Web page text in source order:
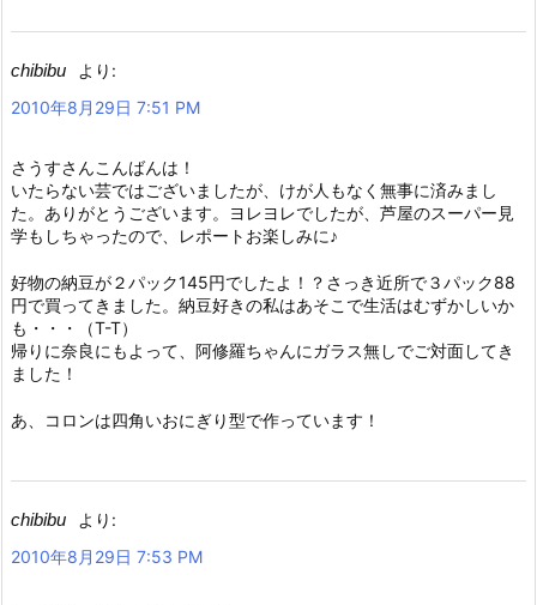
chibibu
より:
2010年8月29日 7:51 PM
さうすさんこんばんは！
いたらない芸ではございましたが、けが人もなく無事に済みまし
た。ありがとうございます。ヨレヨレでしたが、芦屋のスーパー見
学もしちゃったので、レポートお楽しみに♪
好物の納豆が２パック145円でしたよ！？さっき近所で３パック88
円で買ってきました。納豆好きの私はあそこで生活はむずかしいか
も・・・（T-T）
帰りに奈良にもよって、阿修羅ちゃんにガラス無しでご対面してき
ました！
あ、コロンは四角いおにぎり型で作っています！
chibibu
より:
2010年8月29日 7:53 PM